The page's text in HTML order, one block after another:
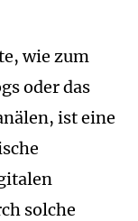
wie zum
oder das
ist eine
solche